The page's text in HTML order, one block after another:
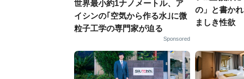
世界最小約1ナノメートル、ア
イシンの｢空気から作る水｣に微
粒子工学の専門家が迫る
Sponsored
の」と書か
ましき性欲